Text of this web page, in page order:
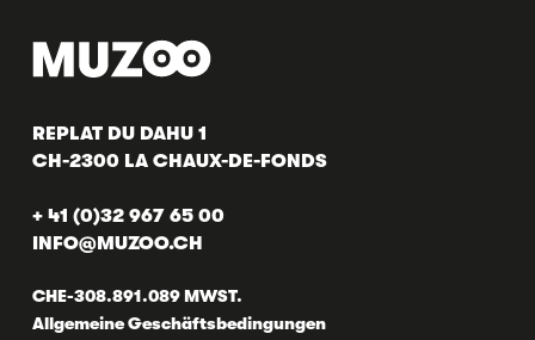
REPLAT DU DAHU 1
CH-2300 LA CHAUX-DE-FONDS
+ 41 (0)32 967 65 00
INFO@MUZOO.CH
CHE-308.891.089 MWST.
Allgemeine Geschäftsbedingungen